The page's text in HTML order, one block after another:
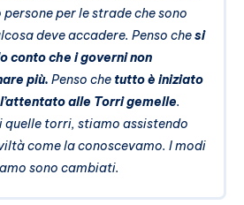
persone per le strade che sono
deve accadere. Penso chesi
conto che i governi non
più. Penso che tutto è iniziato
alle Torri gemelle.
quelle torri, stiamo assistendo
come la conoscevamo. I modi
sono cambiati.